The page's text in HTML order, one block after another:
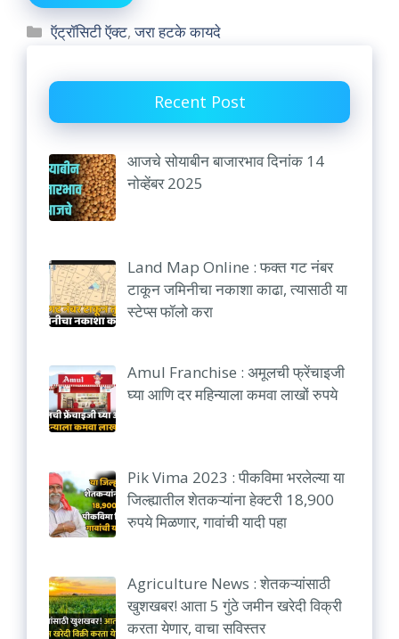
Categories
ऍट्रॉसिटी ऍक्ट,जरा हटके कायदे
Recent Post
आजचे सोयाबीन बाजारभाव दिनांक 14
नोव्हेंबर 2025
Land Map Online : फक्त गट नंबर
टाकून जमिनीचा नकाशा काढा, त्यासाठी या
स्टेप्स फॉलो करा
Amul Franchise : अमूलची फ्रेंचाइजी
घ्या आणि दर महिन्याला कमवा लाखों रुपये
Pik Vima 2023 : पीकविमा भरलेल्या या
जिल्ह्यातील शेतकऱ्यांना हेक्टरी 18,900
रुपये मिळणार, गावांची यादी पहा
Agriculture News : शेतकऱ्यांसाठी
खुशखबर! आता 5 गुंठे जमीन खरेदी विक्री
करता येणार, वाचा सविस्तर